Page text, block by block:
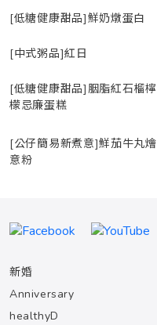
[低糖健康甜品]鮮奶燉蛋白
[中式粥品]紅日
[低糖健康甜品]胭脂紅石榴檸
檬忌廉蛋糕
[公仔簡易新煮意]鮮茄牛丸燴
意粉
新婚
Anniversary
healthyD